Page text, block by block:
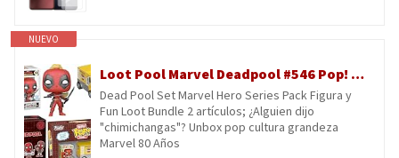
NUEVO
Loot Pool Marvel Deadpool #546 Pop! Vinilo incluido con mini figura de Marvel, personaje Chimichanga, 2 artículos
Dead Pool Set Marvel Hero Series Pack Figura y
Fun Loot Bundle 2 artículos; ¿Alguien dijo
"chimichangas"? Unbox pop cultura grandeza
Marvel 80 Años